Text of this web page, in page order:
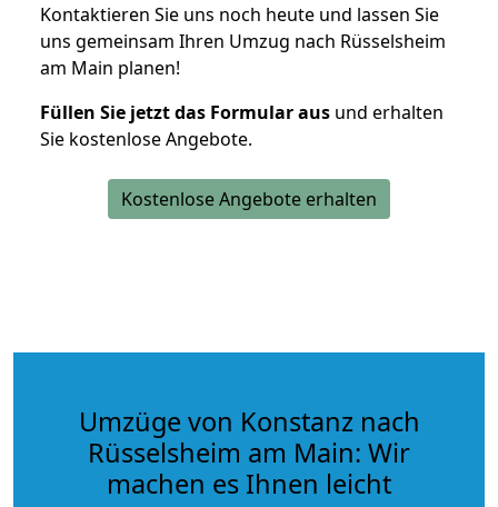
Kontaktieren Sie uns noch heute und lassen Sie
uns gemeinsam Ihren Umzug nach Rüsselsheim
am Main planen!
Füllen Sie jetzt das Formular aus und erhalten
Sie kostenlose Angebote.
Kostenlose Angebote erhalten
Umzüge von Konstanz nach
Rüsselsheim am Main: Wir
machen es Ihnen leicht